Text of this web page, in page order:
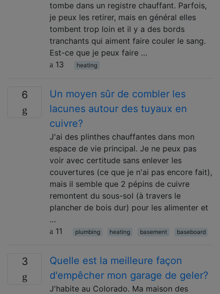
tombe dans un registre chauffant. Parfois,
je peux les retirer, mais en général elles
tombent trop loin et il y a des bords
tranchants qui aiment faire couler le sang.
Est-ce que je peux faire …
13
heating
6
Un moyen sûr de combler les
lacunes autour des tuyaux en
cuivre?
J'ai des plinthes chauffantes dans mon
espace de vie principal. Je ne peux pas
voir avec certitude sans enlever les
couvertures (ce que je n'ai pas encore fait),
mais il semble que 2 pépins de cuivre
remontent du sous-sol (à travers le
plancher de bois dur) pour les alimenter et
…
11
plumbing heating basement baseboard
3
Quelle est la meilleure façon
d'empêcher mon garage de geler?
J'habite au Colorado. Ma maison des